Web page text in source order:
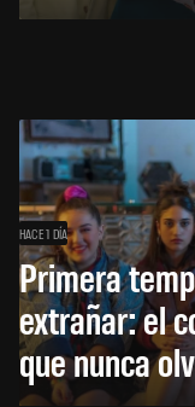
HACE 1 DÍA
Primera
extrañar: el
que nunca